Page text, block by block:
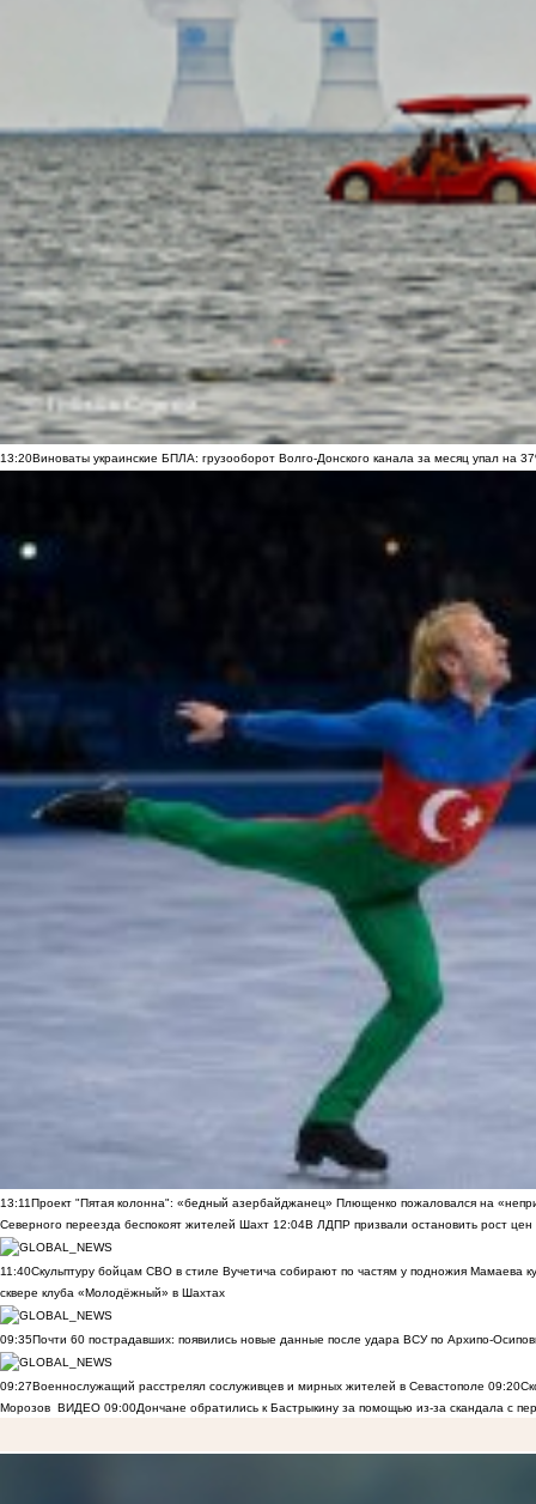
13:20Виноваты украинские БПЛА: грузооборот Волго-Донского канала за месяц упал на
13:11Проект "Пятая колонна": «бедный азербайджанец» Плющенко пожаловался на
Северного переезда беспокоят жителей Шахт 12:04В ЛДПР призвали остановить рост цен
11:40Скульптуру бойцам СВО в стиле Вучетича собирают по частям у подножия Мамаева
сквере клуба «Молодёжный» в Шахтах
09:35Почти 60 пострадавших: появились новые данные после удара ВСУ по Архипо-
09:27Военнослужащий расстрелял сослуживцев и мирных жителей в Севастополе 09:20
Морозов
ВИДЕО 09:00Дончане обратились к Бастрыкину за помощью из-за скандала с